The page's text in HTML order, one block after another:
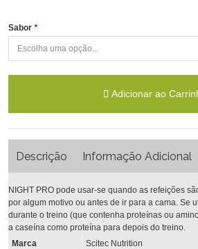
*
Sabor
Adicionar ao
Descrição Informação Adicional
NIGHT PRO pode usar-se quando as refeições
por algum motivo ou antes de ir para a cama. Se
durante o treino (que contenha proteínas ou
a caseína como proteína para depois do treino.
Marca
Scitec Nutrition